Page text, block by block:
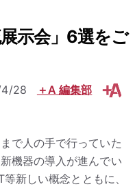
示会」6選をご
4/28 ＋A 編集部
で人の手で行っていた
機器の導入が進んでい
新しい概念とともに、